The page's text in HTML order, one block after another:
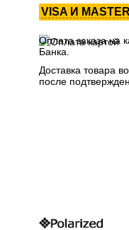
VISA И
Оплата заказа на
Банка.
Доставка товара
после